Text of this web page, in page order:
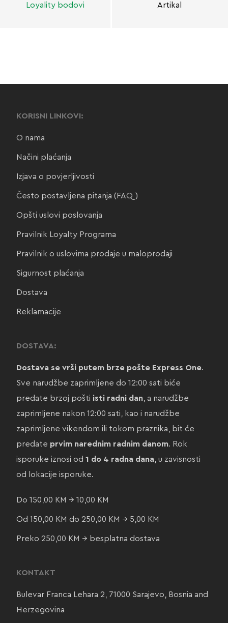
Loyality bodovi Artikal
KORISNI LINKOVI:
O nama
Načini plaćanja
Izjava o povjerljivosti
Često postavljena pitanja (FAQ)
Opšti uslovi poslovanja
Pravilnik Loyalty Programa
Pravilnik o uslovima prodaje u maloprodaji
Sigurnost plaćanja
Dostava
Reklamacije
DOSTAVA:
Dostava se vrši putem brze pošte Express One.
Sve narudžbe zaprimljene do 12:00 sati biće
predate brzoj pošti isti radni dan, a narudžbe
zaprimljene nakon 12:00 sati, kao i narudžbe
zaprimljene vikendom ili tokom praznika, bit će
predate prvim narednim radnim danom. Rok
isporuke iznosi od 1 do 4 radna dana, u zavisnosti
od lokacije isporuke.
Do 150,00 KM → 10,00 KM
Od 150,00 KM do 250,00 KM → 5,00 KM
Preko 250,00 KM → besplatna dostava
KONTAKT
Bulevar Franca Lehara 2, 71000 Sarajevo, Bosnia and
Herzegovina